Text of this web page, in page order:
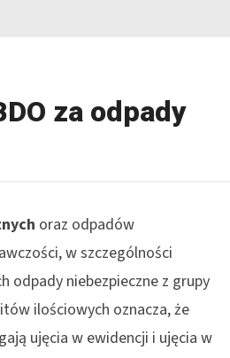
za odpady
oraz odpadów
w szczególności
odpady niebezpieczne z grupy
ilościowych oznacza, że
ujęcia w ewidencji i ujęcia w